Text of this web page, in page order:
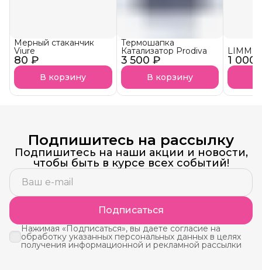
80 ₽
Мерный стаканчик
Viure
В корзину
3 500 ₽
Термошапка
Катализатор Prodiva
В корзину
1 000
LIMM
Подпишитесь на рассылку
Подпишитесь на наши акции и новости,
чтобы быть в курсе всех событий!
Подписаться
Нажимая «Подписаться», вы даете согласие на
обработку указанных персональных данных в целях
получения информационной и рекламной рассылки